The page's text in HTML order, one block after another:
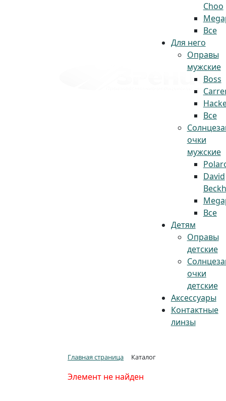
Choo
Все
Для него
Оправы
мужские
Boss
Все
очки
мужские
David
Все
Детям
Оправы
детские
очки
детские
Аксессуары
Контактные
линзы
Главная страница Каталог
Элемент не найден